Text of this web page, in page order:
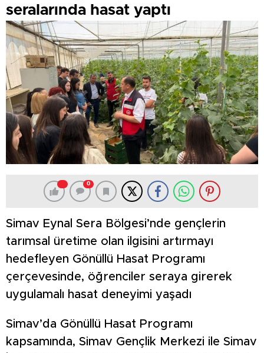
seralarında hasat yaptı
0
Simav Eynal Sera Bölgesi’nde gençlerin
tarımsal üretime olan ilgisini artırmayı
hedefleyen Gönüllü Hasat Programı
çerçevesinde, öğrenciler seraya girerek
uygulamalı hasat deneyimi yaşadı
Simav’da Gönüllü Hasat Programı
kapsamında, Simav Gençlik Merkezi ile Simav